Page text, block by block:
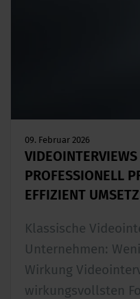
09. Februar 2026
PROFESSIONELL
EFFIZIENT
Klassische
Unternehmen:
Wirkung
wirkungsvollsten